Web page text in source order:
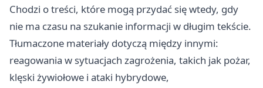
Chodzi o treści, które mogą przydać się wtedy, gdy
nie ma czasu na szukanie informacji w długim tekście.
Tłumaczone materiały dotyczą między innymi:
reagowania w sytuacjach zagrożenia, takich jak pożar,
klęski żywiołowe i ataki hybrydowe,